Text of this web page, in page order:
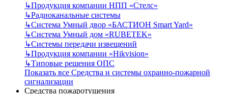
↳Продукция компании НПП «Стелс»
↳Радиоканальные системы
↳Система Умный двор «БАСТИОН Smart Yard»
↳Система Умный дом «RUBETEK»
↳Системы передачи извещений
↳Продукция компании «Hikvision»
↳Типовые решения ОПС
Показать все Средства и системы охранно-пожарной
сигнализации
Средства пожаротушения